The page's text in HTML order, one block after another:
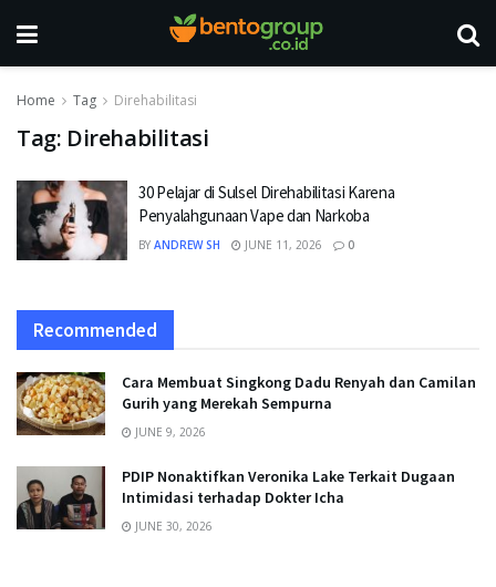
Home Tag Direhabilitasi
Tag: Direhabilitasi
30 Pelajar di Sulsel Direhabilitasi Karena
Penyalahgunaan Vape dan Narkoba
BY ANDREW SH JUNE 11, 2026 0
Recommended
Cara Membuat Singkong Dadu Renyah dan Camilan
Gurih yang Merekah Sempurna
JUNE 9, 2026
PDIP Nonaktifkan Veronika Lake Terkait Dugaan
Intimidasi terhadap Dokter Icha
JUNE 30, 2026